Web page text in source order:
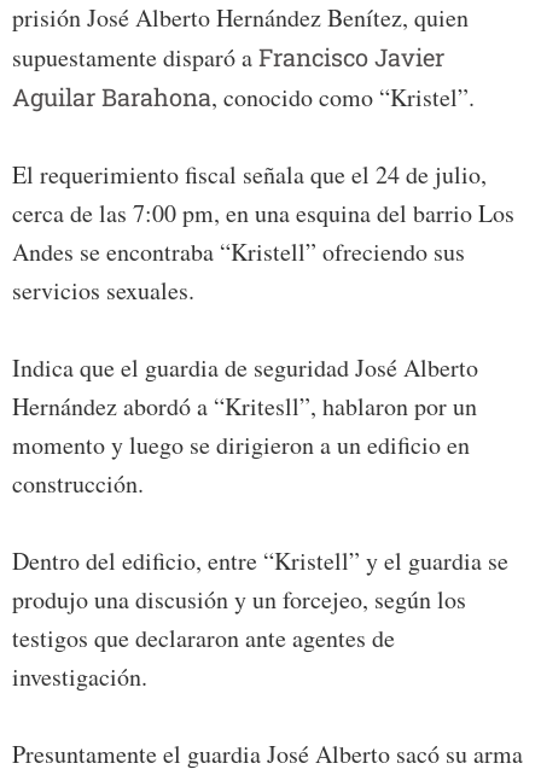
prisión José Alberto Hernández Benítez, quien
supuestamente disparó aFrancisco Javier
Aguilar Barahona, conocido como “Kristel”.
El requerimiento fiscal señala que el 24 de julio,
cerca de las 7:00 pm, en una esquina del barrio Los
Andes se encontraba “Kristell” ofreciendo sus
servicios sexuales.
Indica que el guardia de seguridad José Alberto
Hernández abordó a “Kritesll”, hablaron por un
momento y luego se dirigieron a un edificio en
construcción.
Dentro del edificio, entre “Kristell” y el guardia se
produjo una discusión y un forcejeo, según los
testigos que declararon ante agentes de
investigación.
Presuntamente el guardia José Alberto sacó su arma